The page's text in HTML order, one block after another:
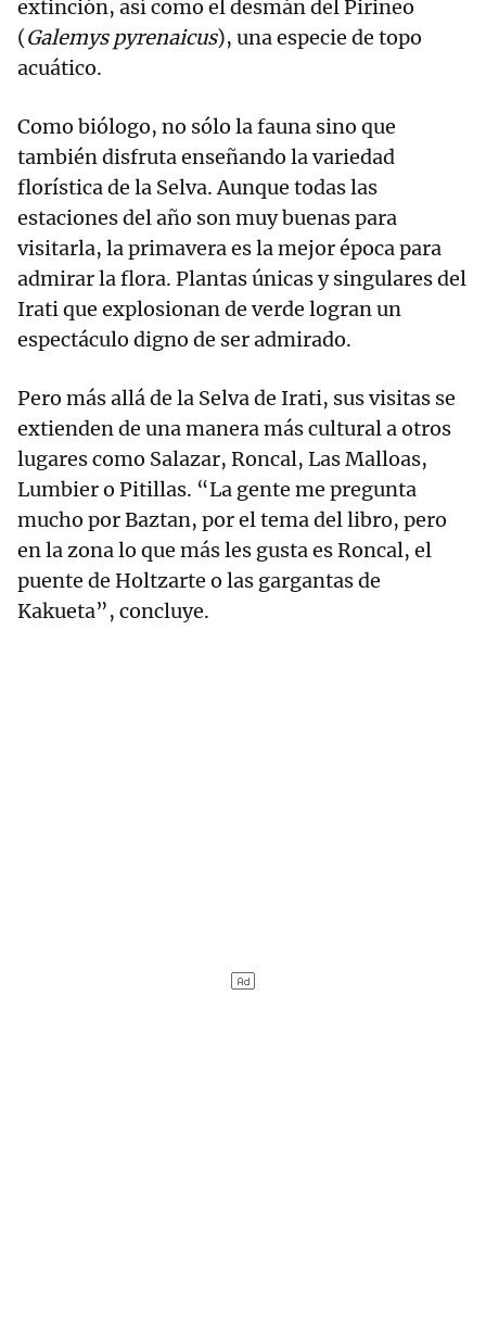
extinción, así como el desmán del Pirineo
(Galemys pyrenaicus), una especie de topo
acuático.
Como biólogo, no sólo la fauna sino que
también disfruta enseñando la variedad
florística de la Selva. Aunque todas las
estaciones del año son muy buenas para
visitarla, la primavera es la mejor época para
admirar la flora. Plantas únicas y singulares del
Irati que explosionan de verde logran un
espectáculo digno de ser admirado.
Pero más allá de la Selva de Irati, sus visitas se
extienden de una manera más cultural a otros
lugares como Salazar, Roncal, Las Malloas,
Lumbier o Pitillas. “La gente me pregunta
mucho por Baztan, por el tema del libro, pero
en la zona lo que más les gusta es Roncal, el
puente de Holtzarte o las gargantas de
Kakueta”, concluye.